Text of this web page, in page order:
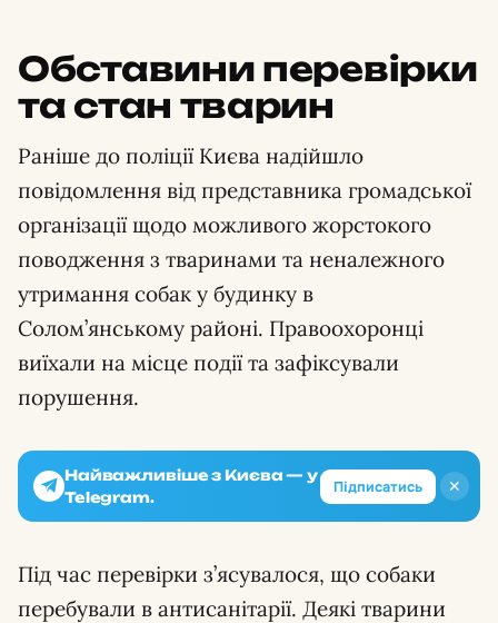
Обставини перевірки
та стан тварин
Раніше до поліції Києва надійшло
повідомлення від представника громадської
організації щодо можливого жорстокого
поводження з тваринами та неналежного
утримання собак у будинку в
Солом’янському районі. Правоохоронці
виїхали на місце події та зафіксували
порушення.
✕
Найважливіше з Києва — у
Telegram.
Підписатись
Під час перевірки з’ясувалося, що собаки
перебували в антисанітарії. Деякі тварини